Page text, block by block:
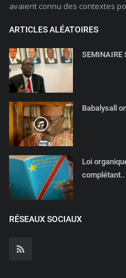
avaient connu des contextes
ARTICLES ALÉATOIRES
SEMINAIRE
Babalysall
Loi
RÉSEAUX SOCIAUX